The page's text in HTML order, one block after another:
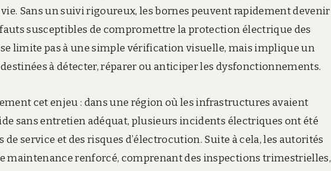
Sans un suivi rigoureux, les bornes peuvent rapidement devenir
susceptibles de compromettre la protection électrique des
limite pas à une simple vérification visuelle, mais implique un
à détecter, réparer ou anticiper les dysfonctionnements.
cet enjeu : dans une région où les infrastructures avaient
sans entretien adéquat, plusieurs incidents électriques ont été
service et des risques d’électrocution. Suite à cela, les autorités
maintenance renforcé, comprenant des inspections trimestrielles,